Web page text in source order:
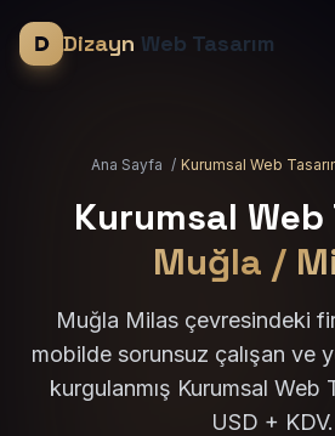
Dizayn Web Tasarım
Ana Sayfa / Kurumsal Web
Kurumsal Web
Muğla /
Muğla Milas çevresindeki
mobilde sorunsuz çalışan ve
kurgulanmış Kurumsal Web
USD + KDV.